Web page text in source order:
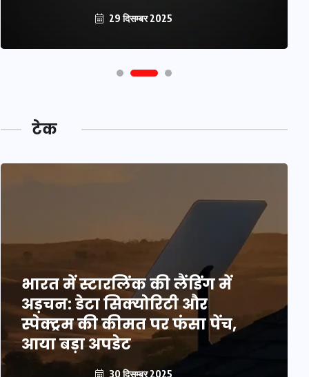
29 दिसम्बर 2025
टेक
भारत में स्टारलिंक की लैंडिंग में
अड़चन: डेटा सिक्योरिटी और
स्पेक्ट्रम की कीमत पर फंसा पेंच,
आया बड़ा अपडेट
30 दिसम्बर 2025